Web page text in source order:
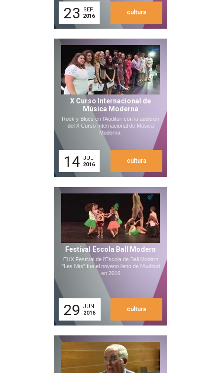
23
SEP.
2016
cultura
X Curso Internacional de
Música Moderna
Rock y Blues en l'Auditori con la audición
del X Curso Internacional de Música
Moderna.
14 JUL.
2016
cultura
Festival Escola Ball Modern
El IX Festival de l'Escola de Ball Modern
"Les Nits" fue el noveno lleno de l'Auditori
en 2016
29
JUN.
2016
cultura